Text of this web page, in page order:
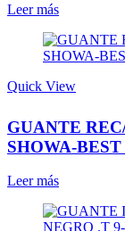
Leer más
Quick View
GUANTE
SHOWA-BEST
Leer más